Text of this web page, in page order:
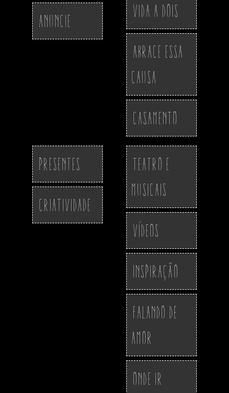
Anuncie
Vida a Dois
Abrace essa
Causa
Casamento
Presentes
Criatividade
Teatro e
Musicais
Vídeos
Inspiração
Falando de
Amor
Onde ir